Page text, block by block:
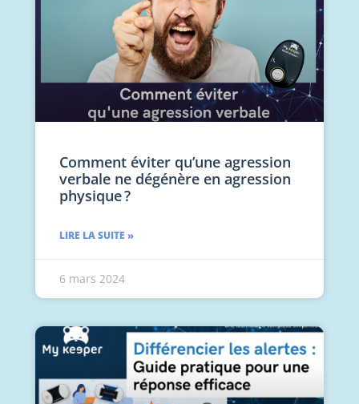
Comment éviter qu’une agression
verbale ne dégénère en agression
physique ?
LIRE LA SUITE »
6 mars 2024